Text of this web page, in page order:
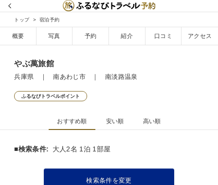
トップ 宿泊予約
概要 写真 予約 紹介 口コミ アクセス
やぶ萬旅館
兵庫県 ｜ 南あわじ市 ｜ 南淡路温泉
ふるなびトラベルポイント
おすすめ順 安い順 高い順
■検索条件: 大人2名 1泊 1部屋
検索条件を変更